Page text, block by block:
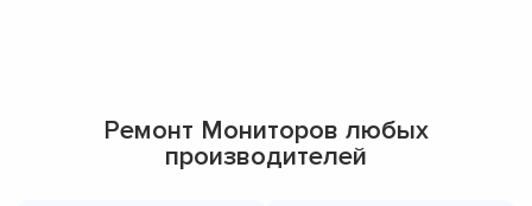
Ремонт Мониторов любых
производителей